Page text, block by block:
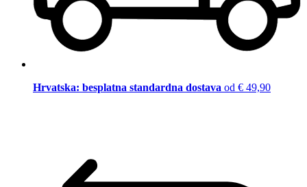
Hrvatska: besplatna standardna dostava od € 49,90